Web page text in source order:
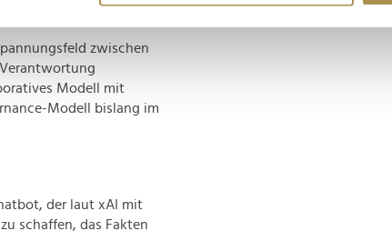
Inhalte und Anzeigen zu personalisieren, Funktionen für
Website zu analysieren. Außerdem geben wir
für soziale Medien, Werbung und Analysen weiter. Unsere
zwischen
Modell mit
Modell bislang im
der laut xAI mit
schaffen, das Fakten